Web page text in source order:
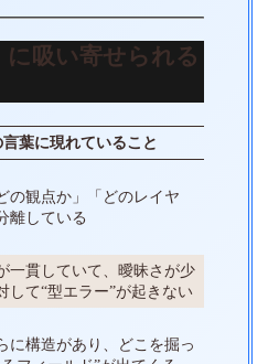
に吸い寄せられる
葉に現れていること
の観点か」「どのレイヤ
離している
一貫していて、曖昧さが少
して“型エラー”が起きない
に構造があり、どこを掘っ